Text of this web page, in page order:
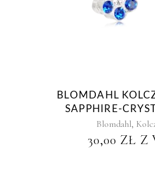
BLOMDAHL
SAPPHIRE-
Blomdahl,
30,00 ZŁ Z